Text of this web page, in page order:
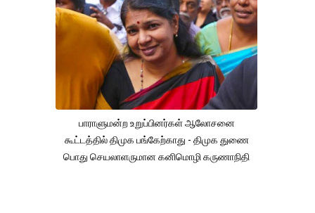
பாராளுமன்ற உறுப்பினர்கள் ஆலோசனை
கூட்டத்தில் திமுக பங்கேற்காது - திமுக துணை
பொது செயலாளருமான கனிமொழி கருணாநிதி